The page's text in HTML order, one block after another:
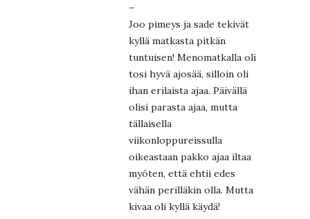
–
Joo pimeys ja sade tekivät
kyllä matkasta pitkän
tuntuisen! Menomatkalla oli
tosi hyvä ajosää, silloin oli
ihan erilaista ajaa. Päivällä
olisi parasta ajaa, mutta
tällaisella
viikonloppureissulla
oikeastaan pakko ajaa iltaa
myöten, että ehtii edes
vähän perilläkin olla. Mutta
kivaa oli kyllä käydä!